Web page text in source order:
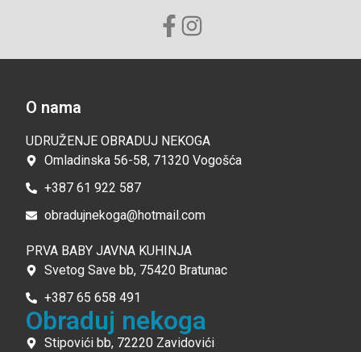
O nama
UDRUŽENJE OBRADUJ NEKOGA
Omladinska 56-58, 71320 Vogošća
+387 61 922 587
obradujnekoga@hotmail.com
PRVA BABY JAVNA KUHINJA
Svetog Save bb, 75420 Bratunac
+387 65 658 491
Obraduj nekoga
Stipovići bb, 72220 Zavidovići